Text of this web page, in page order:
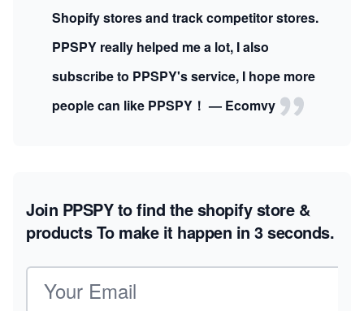
Shopify stores and track competitor stores.
PPSPY really helped me a lot, I also
subscribe to PPSPY's service, I hope more
people can like PPSPY！ — Ecomvy
Join PPSPY to find the shopify store &
productsTo make it happen in 3 seconds.
Email address